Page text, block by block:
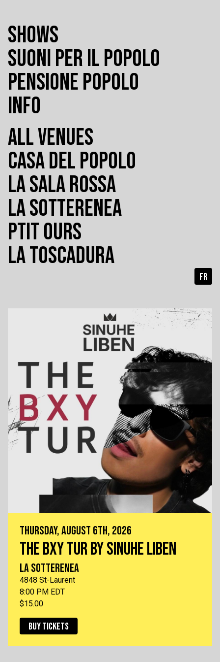
SHOWS
SUONI PER IL POPOLO
PENSIONE POPOLO
INFO
ALL VENUES
CASA DEL POPOLO
LA SALA ROSSA
LA SOTTERENEA
PTIT OURS
LA TOSCADURA
FR
THURSDAY, AUGUST 6TH, 2026
THE BXY TUR BY SINUHE LIBEN
LA SOTTERENEA
4848 St-Laurent
8:00 PM EDT
$15.00
BUY TICKETS